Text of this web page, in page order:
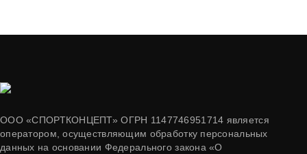
ООО «СПОРТКОНЦЕПТ» ОГРН 1147746951714 является
оператором, осуществляющим обработку персональных
данных на основании Федерального закона «О